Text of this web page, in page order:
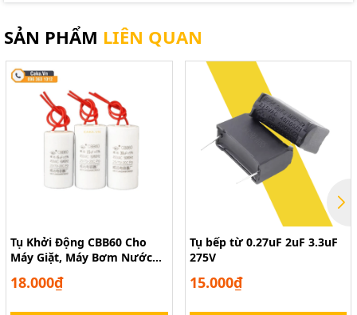
SẢN PHẨM LIÊN QUAN
Tụ Khởi Động CBB60 Cho
Máy Giặt, Máy Bơm Nước
18.000₫
Tụ bếp từ 0.27uF 2uF 3.3uF
275V
15.000₫